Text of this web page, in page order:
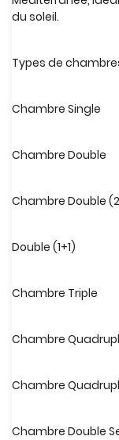
du soleil.
Types de
Chambre Single
Chambre Double
Chambre Double
Double (1+1)
Chambre Triple
Chambre
Chambre
Chambre Double